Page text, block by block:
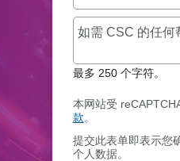
如需 CSC 的任何
最多 250 个字符。
本网站受
款 。
提交此表单即表示您
个人数据。